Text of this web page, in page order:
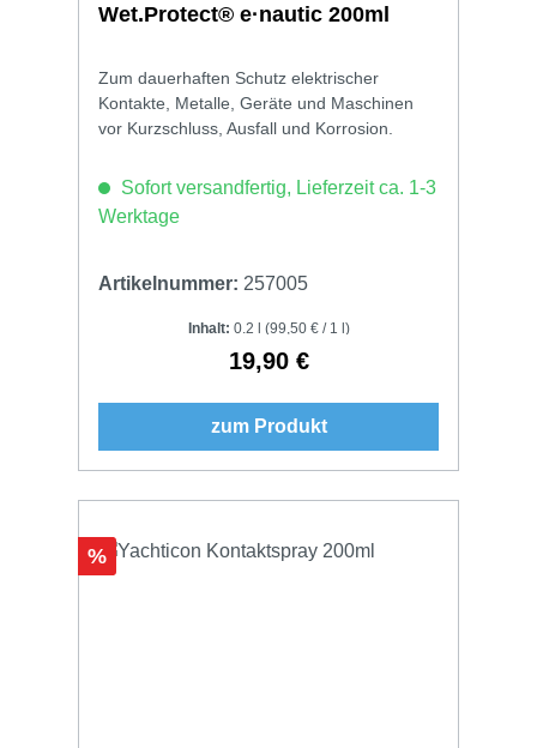
Wet.Protect® e·nautic 200ml
Zum dauerhaften Schutz elektrischer
Kontakte, Metalle, Geräte und Maschinen
vor Kurzschluss, Ausfall und Korrosion.
Sofort versandfertig, Lieferzeit ca. 1-3
Werktage
Artikelnummer: 257005
Inhalt: 0.2 l (99,50 € / 1 l)
Regulärer Preis:
19,90 €
zum Produkt
Rabatt
%